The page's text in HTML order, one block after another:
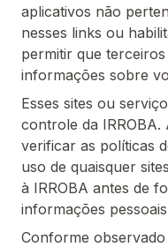
aplicativos não
nesses links ou
permitir que
informações sobre
Esses sites ou
controle da IRROBA.
verificar as políticas
uso de quaisquer
à IRROBA antes de
informações
Conforme